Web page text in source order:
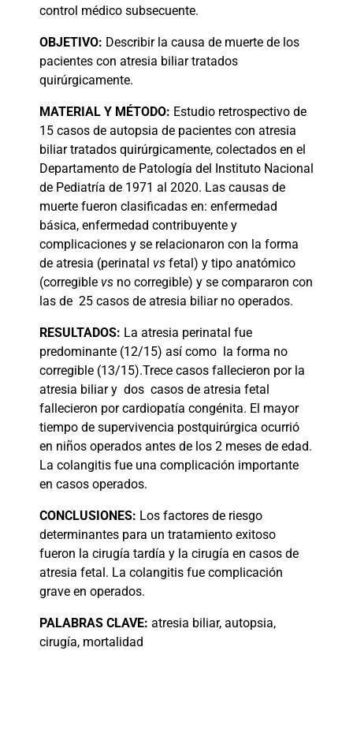
control médico subsecuente.
OBJETIVO: Describir la causa de muerte de los
pacientes con atresia biliar tratados
quirúrgicamente.
MATERIAL Y MÉTODO: Estudio retrospectivo de
15 casos de autopsia de pacientes con atresia
biliar tratados quirúrgicamente, colectados en el
Departamento de Patología del Instituto Nacional
de Pediatría de 1971 al 2020. Las causas de
muerte fueron clasificadas en: enfermedad
básica, enfermedad contribuyente y
complicaciones y se relacionaron con la forma
de atresia (perinatal vs fetal) y tipo anatómico
(corregible vs no corregible) y se compararon con
las de 25 casos de atresia biliar no operados.
RESULTADOS: La atresia perinatal fue
predominante (12/15) así como
la forma no
corregible (13/15).Trece casos fallecieron por la
atresia biliar y dos casos de atresia fetal
fallecieron por cardiopatía congénita. El mayor
tiempo de supervivencia postquirúrgica ocurrió
en niños operados antes de los 2 meses de edad.
La colangitis fue una complicación importante
en casos operados.
CONCLUSIONES: Los factores de riesgo
determinantes para un tratamiento exitoso
fueron la cirugía tardía y la cirugía en casos de
atresia fetal. La colangitis fue complicación
grave en operados.
PALABRAS CLAVE: atresia biliar, autopsia,
cirugía, mortalidad